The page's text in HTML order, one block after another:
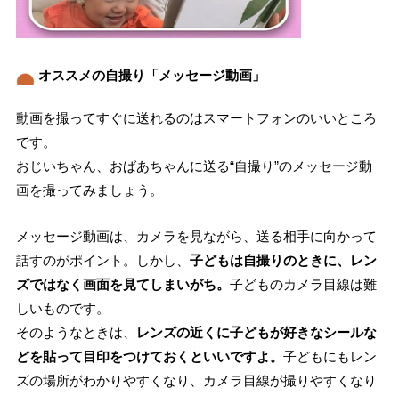
オススメの自撮り「メッセージ動画」
動画を撮ってすぐに送れるのはスマートフォンのいいところ
です。
おじいちゃん、おばあちゃんに送る“自撮り”のメッセージ動
画を撮ってみましょう。
メッセージ動画は、カメラを見ながら、送る相手に向かって
話すのがポイント。しかし、 子どもは自撮りのときに、レン
ズではなく画面を見てしまいがち。 子どものカメラ目線は難
しいものです。
そのようなときは、
レンズの近くに子どもが好きなシールな
どを貼って目印をつけておくといいですよ。 子どもにもレン
ズの場所がわかりやすくなり、カメラ目線が撮りやすくなり